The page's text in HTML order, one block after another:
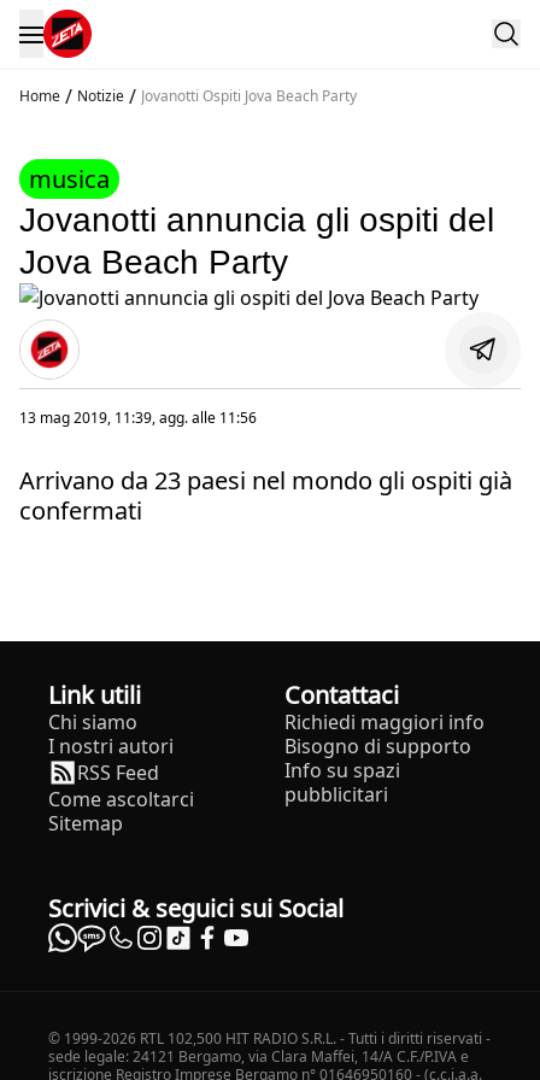
Home / Notizie / Jovanotti Ospiti Jova Beach Party
musica
Jovanotti annuncia gli ospiti del
Jova Beach Party
13 mag 2019, 11:39, agg. alle 11:56
Arrivano da 23 paesi nel mondo gli ospiti già
confermati
Link utili
Chi siamo
I nostri autori
RSS Feed
Come ascoltarci
Sitemap
Contattaci
Richiedi maggiori info
Bisogno di supporto
Info su spazi
pubblicitari
Scrivici & seguici sui Social
© 1999-2026 RTL 102,500 HIT RADIO S.R.L. - Tutti i diritti riservati -
sede legale: 24121 Bergamo, via Clara Maffei, 14/A C.F./P.IVA e
iscrizione Registro Imprese Bergamo n° 01646950160 - (c.c.i.a.a.